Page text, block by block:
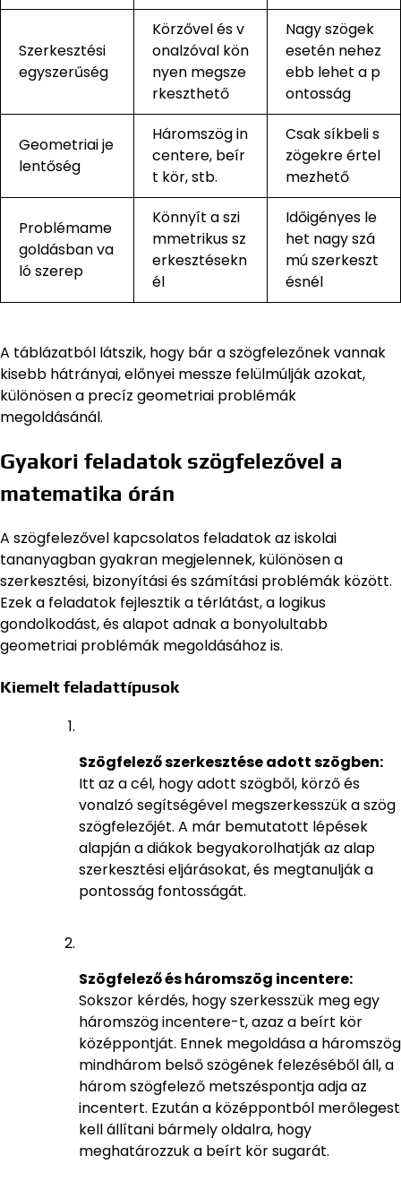
Szerkesztési
egyszerűség
Körzővel és v
onalzóval kön
nyen megsze
rkeszthető
Nagy szögek
esetén nehez
ebb lehet a p
ontosság
Geometriai je
lentőség
Háromszög in
centere, beír
t kör, stb.
Csak síkbeli s
zögekre értel
mezhető
Problémame
goldásban va
ló szerep
Könnyít a szi
mmetrikus sz
erkesztésekn
él
Időigényes le
het nagy szá
mú szerkeszt
ésnél
A táblázatból látszik, hogy bár a szögfelezőnek vannak
kisebb hátrányai, előnyei messze felülmúlják azokat,
különösen a precíz geometriai problémák
megoldásánál.
Gyakori feladatok szögfelezővel a
matematika órán
A szögfelezővel kapcsolatos feladatok az iskolai
tananyagban gyakran megjelennek, különösen a
szerkesztési, bizonyítási és számítási problémák között.
Ezek a feladatok fejlesztik a térlátást, a logikus
gondolkodást, és alapot adnak a bonyolultabb
geometriai problémák megoldásához is.
Kiemelt feladattípusok
Szögfelező szerkesztése adott szögben:
Itt az a cél, hogy adott szögből, körző és
vonalzó segítségével megszerkesszük a szög
szögfelezőjét. A már bemutatott lépések
alapján a diákok begyakorolhatják az alap
szerkesztési eljárásokat, és megtanulják a
pontosság fontosságát.
Szögfelező és háromszög incentere:
Sokszor kérdés, hogy szerkesszük meg egy
háromszög incentere-t, azaz a beírt kör
középpontját. Ennek megoldása a háromszög
mindhárom belső szögének felezéséből áll, a
három szögfelező metszéspontja adja az
incentert. Ezután a középpontból merőlegest
kell állítani bármely oldalra, hogy
meghatározzuk a beírt kör sugarát.